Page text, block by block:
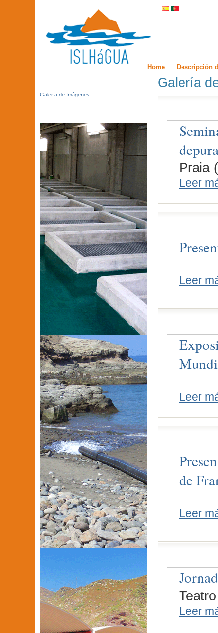
Home Descripción
Galería de Imágenes
Galería
Praia
Leer
Leer
Leer
de
Leer
Leer